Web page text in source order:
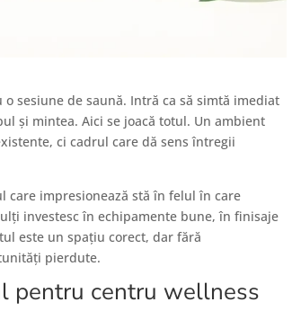
sesiune de saună. Intră ca să simtă imediat
și mintea. Aici se joacă totul. Un ambient
ci cadrul care dă sens întregii
impresionează stă în felul în care
investesc în echipamente bune, în finisaje
este un spațiu corect, dar fără
pierdute.
pentru centru wellness